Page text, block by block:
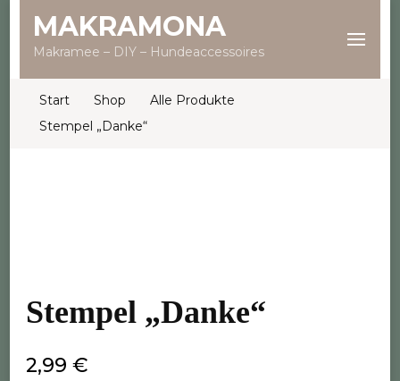
MAKRAMONA
Makramee – DIY – Hundeaccessoires
Start Shop
Alle Produkte
Stempel „Danke“
Stempel „Danke“
2,99 €